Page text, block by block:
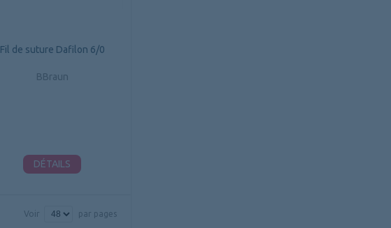
Fil de suture Dafilon 6/0
BBraun
DÉTAILS
Voir par pages